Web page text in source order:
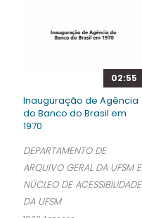
02:55
Inauguração de Agência
do Banco do Brasil em
1970
DEPARTAMENTO DE
ARQUIVO GERAL DA UFSM E
NÚCLEO DE ACESSIBILIDADE
DA UFSM